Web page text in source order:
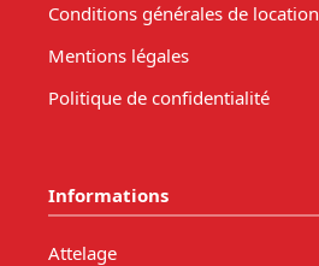
Conditions générales de location
Mentions légales
Politique de confidentialité
Informations
Attelage